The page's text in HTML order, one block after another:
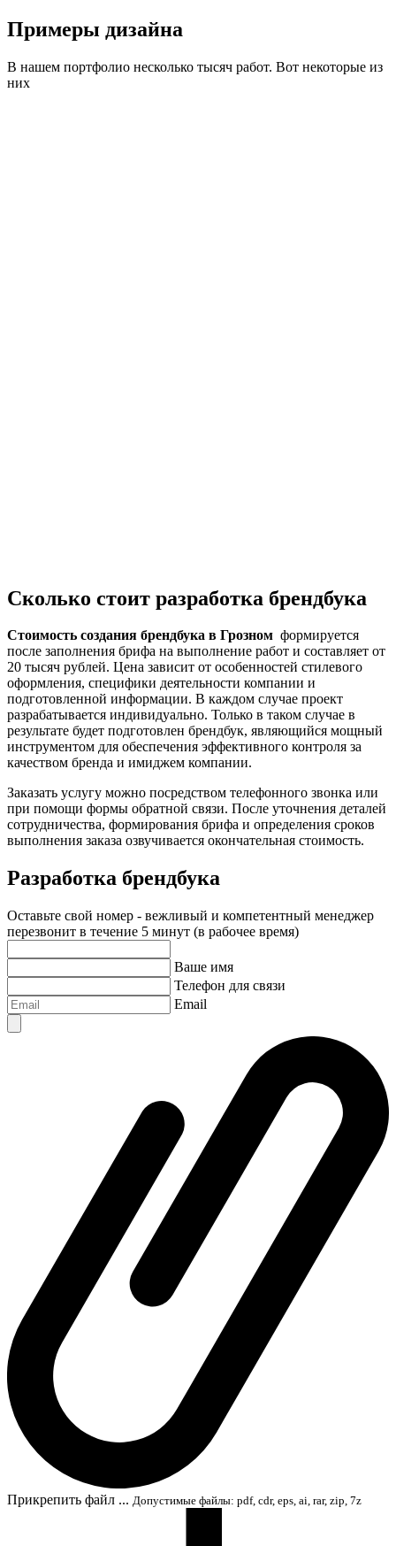
Примеры дизайна
В нашем портфолио несколько тысяч работ. Вот некоторые из
них
Сколько стоит разработка брендбука
Стоимость создания брендбука в Грозном формируется
после заполнения брифа на выполнение работ и составляет от
20 тысяч рублей. Цена зависит от особенностей стилевого
оформления, специфики деятельности компании и
подготовленной информации. В каждом случае проект
разрабатывается индивидуально. Только в таком случае в
результате будет подготовлен брендбук, являющийся мощный
инструментом для обеспечения эффективного контроля за
качеством бренда и имиджем компании.
Заказать услугу можно посредством телефонного звонка или
при помощи формы обратной связи. После уточнения деталей
сотрудничества, формирования брифа и определения сроков
выполнения заказа озвучивается окончательная стоимость.
Разработка брендбука
Оставьте свой номер - вежливый и компетентный менеджер
перезвонит в течение 5 минут (в рабочее время)
Ваше имя
Телефон для связи
Email
Прикрепить файл ... Допустимые файлы: pdf, cdr, eps, ai, rar, zip, 7z